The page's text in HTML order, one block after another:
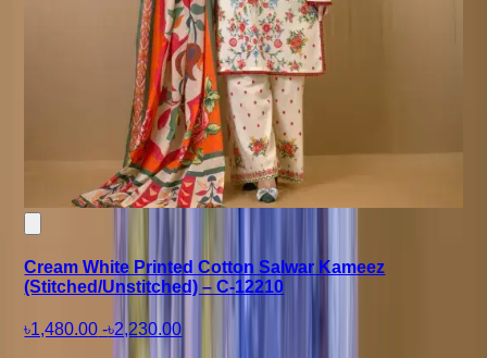
Cream White Printed Cotton Salwar Kameez
(Stitched/Unstitched) – C-12210
৳1,480.00 -৳2,230.00